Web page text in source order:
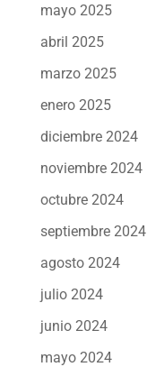
mayo 2025
abril 2025
marzo 2025
enero 2025
diciembre 2024
noviembre 2024
octubre 2024
septiembre 2024
agosto 2024
julio 2024
junio 2024
mayo 2024